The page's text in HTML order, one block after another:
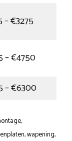
– €3275
– €4750
– €6300
wapening,